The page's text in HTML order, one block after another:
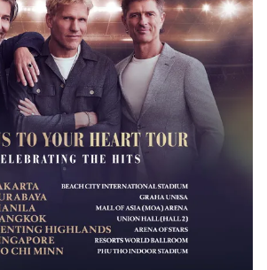
Podcast
Infographic
Shorts video
VTV Thể thao